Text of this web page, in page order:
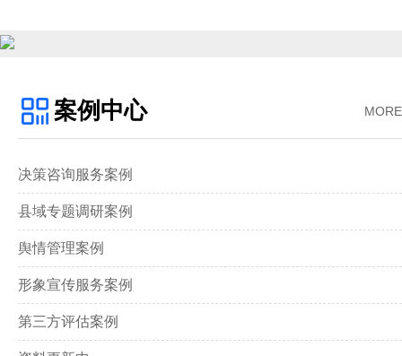
MORE
案例中心
决策咨询服务案例
县域专题调研案例
舆情管理案例
形象宣传服务案例
第三方评估案例